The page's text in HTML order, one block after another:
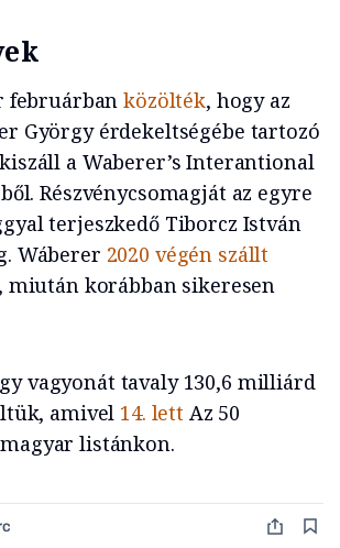
februárbanközölték, hogy az
György érdekeltségébe tartozó
a Waberer’s Interantional
Részvénycsomagját az egyre
terjeszkedő Tiborcz István
Wáberer 2020 végén szállt
, miután korábban sikeresen
vagyonát tavaly 130,6 milliárd
amivel 14. lettAz 50
listánkon.